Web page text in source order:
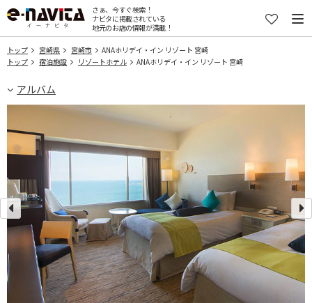
さぁ、今すぐ検索！
ナビタに掲載されている
地元のお店の情報が満載！
トップ 宮崎県 宮崎市
ANAホリデイ・イン リゾート 宮崎
トップ
宿泊施設 リゾートホテル ANAホリデイ・イン リゾート 宮崎
アルバム